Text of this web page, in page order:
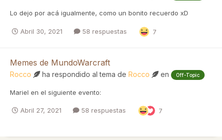
Lo dejo por acá igualmente, como un bonito recuerdo xD
Abril 30, 2021 58 respuestas 7
Memes de MundoWarcraft
Rocco ha respondido al tema de Rocco en Off-Topic
Mariel en el siguiente evento:
Abril 27, 2021 58 respuestas 7